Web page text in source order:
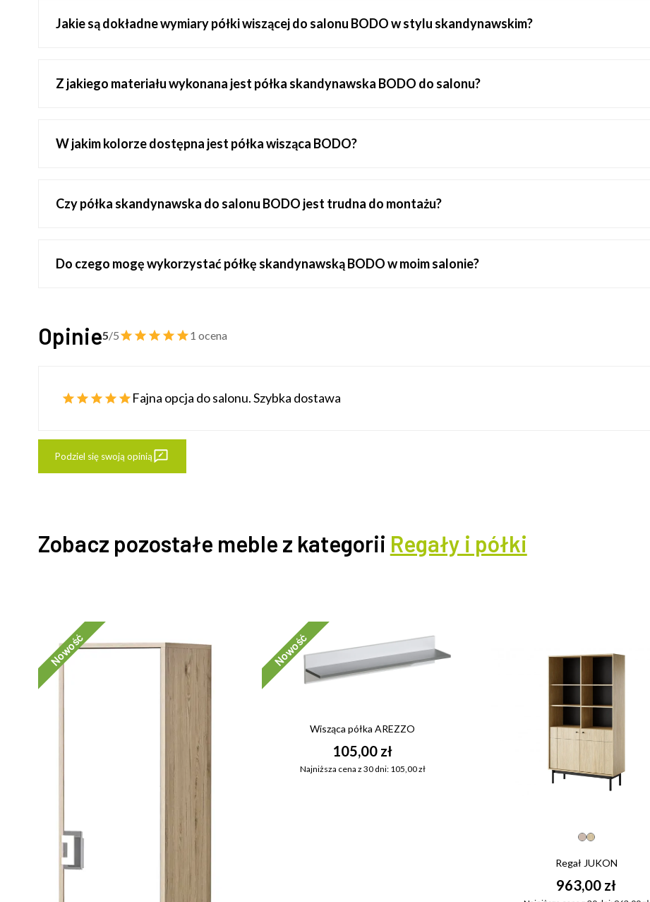
Jakie są dokładne wymiary półki wiszącej do salonu BODO w stylu skandynawskim?
Z jakiego materiału wykonana jest półka skandynawska BODO do salonu?
W jakim kolorze dostępna jest półka wisząca BODO?
Czy półka skandynawska do salonu BODO jest trudna do montażu?
Do czego mogę wykorzystać półkę skandynawską BODO w moim salonie?
Opinie5/5 1 ocena
Fajna opcja do salonu. Szybka dostawa
Podziel się swoją opinią
Zobacz pozostałe meble z kategorii Regały i półki
Nowość Nowość
Wisząca półka AREZZO
105,00 zł
Najniższa cena z 30 dni: 105,00 zł
Regał JUKON
963,00 zł